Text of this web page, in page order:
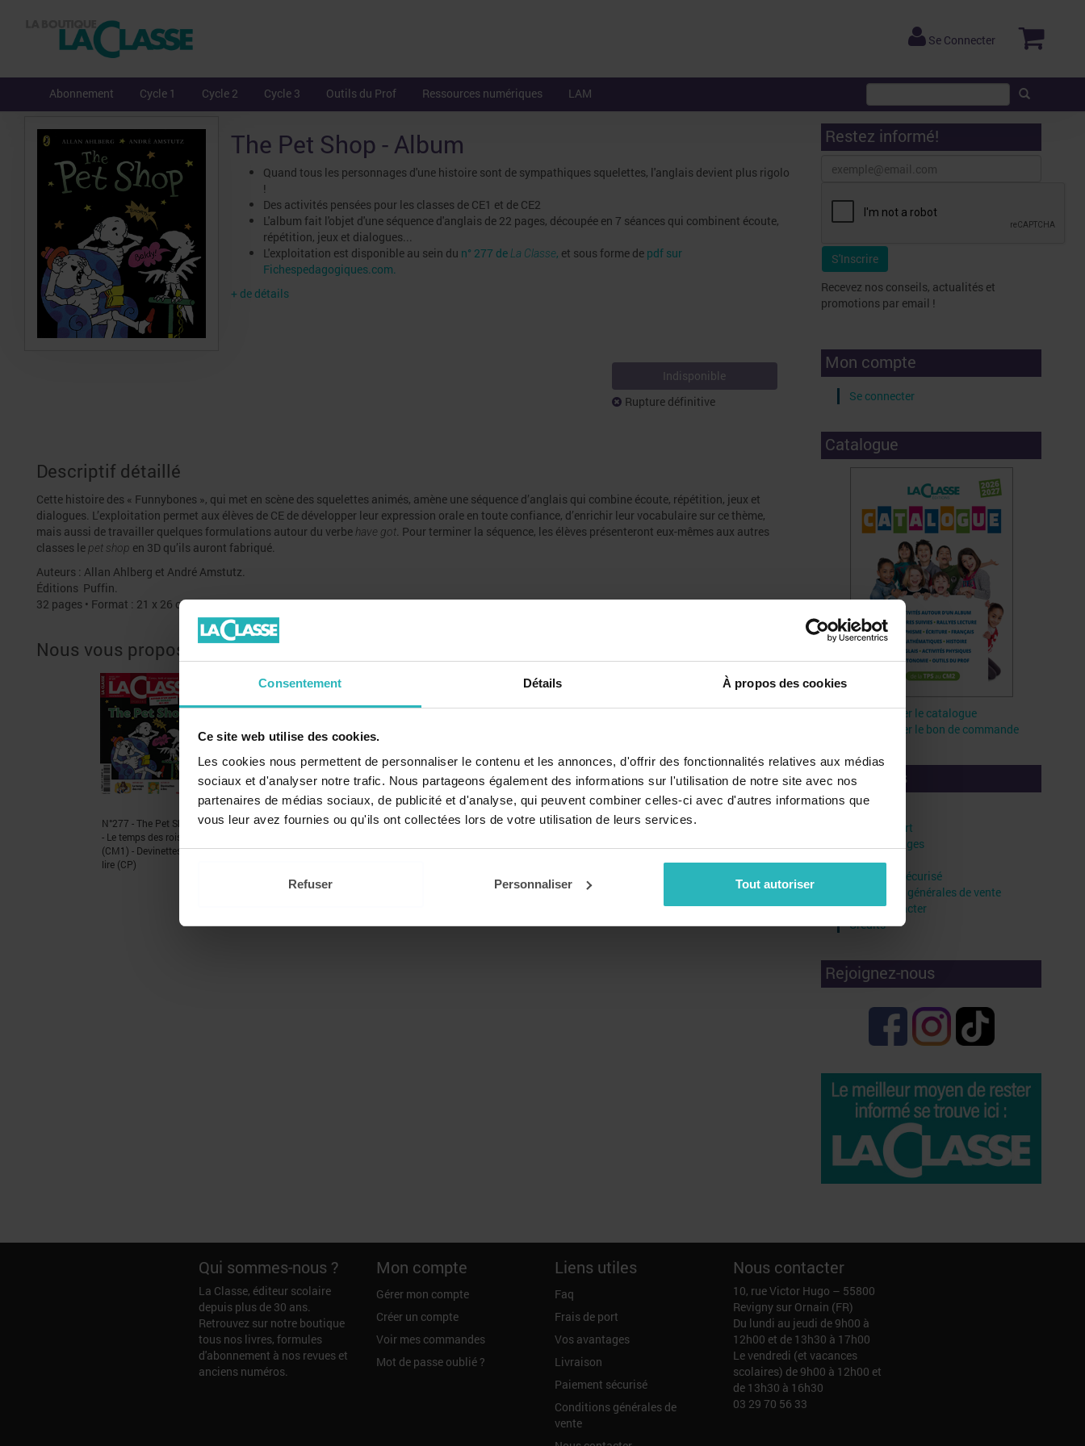
Consentement Détails À propos des cookies
Ce site web utilise des cookies.
Les cookies nous permettent de personnaliser le contenu et les annonces, d'offrir des fonctionnalités relatives aux médias
sociaux et d'analyser notre trafic. Nous partageons également des informations sur l'utilisation de notre site avec nos
partenaires de médias sociaux, de publicité et d'analyse, qui peuvent combiner celles-ci avec d'autres informations que
vous leur avez fournies ou qu'ils ont collectées lors de votre utilisation de leurs services.
Refuser Personnaliser Tout autoriser
Se Connecter
Abonnement Cycle 1 Cycle 2 Cycle 3 Outils du Prof Ressources numériques LAM
The Pet Shop - Album
Quand tous les personnages d'une histoire sont de sympathiques squelettes, l'anglais devient plus rigolo
!
Des activités pensées pour les classes de CE1 et de CE2
L'album fait l'objet d'une séquence d'anglais de 22 pages, découpée en 7 séances qui combinent écoute,
répétition, jeux et dialogues...
L'exploitation est disponible au sein du n° 277 de La Classe, et sous forme de pdf sur
Fichespedagogiques.com.
+ de détails
Indisponible
Rupture définitive
Descriptif détaillé
Cette histoire des « Funnybones », qui met en scène des squelettes animés, amène une séquence d’anglais qui combine écoute, répétition, jeux et
dialogues. L’exploitation permet aux élèves de CE de développer leur expression orale en toute confiance, d’enrichir leur vocabulaire sur ce thème,
mais aussi de travailler quelques formulations autour du verbe have got. Pour terminer la séquence, les élèves présenteront eux-mêmes aux autres
classes le pet shop en 3D qu’ils auront fabriqué.
Auteurs : Allan Ahlberg et André Amstutz.
Éditions Puffin.
32 pages • Format : 21 x 26 cm.
Nous vous proposons également
N°277 - The Pet Shop
- Le temps des rois
(CM1) - Devinettes à
lire (CP)
Go away, Big Green
pédagogique
Restez informé!
Recevez nos conseils, actualités et
promotions par email !
Mon compte
Se connecter
Catalogue
Télécharger le catalogue
Télécharger le bon de commande
Liens utiles
Faq
Frais de port
Vos avantages
Livraison
Paiement sécurisé
Conditions générales de vente
Nous contacter
Crédits
Rejoignez-nous
Qui sommes-nous ?
La Classe, éditeur scolaire
depuis plus de 30 ans.
Retrouvez sur notre boutique
tous nos livres, formules
d'abonnement à nos revues et
anciens numéros.
Mon compte
Gérer mon compte
Créer un compte
Voir mes commandes
Mot de passe oublié ?
Liens utiles
Faq
Frais de port
Vos avantages
Livraison
Paiement sécurisé
Conditions générales de
vente
Nous contacter
10, rue Victor Hugo – 55800
Revigny sur Ornain (FR)
Du lundi au jeudi de 9h00 à
12h00 et de 13h30 à 17h00
Le vendredi (et vacances
scolaires) de 9h00 à 12h00 et
de 13h30 à 16h30
03 29 70 56 33